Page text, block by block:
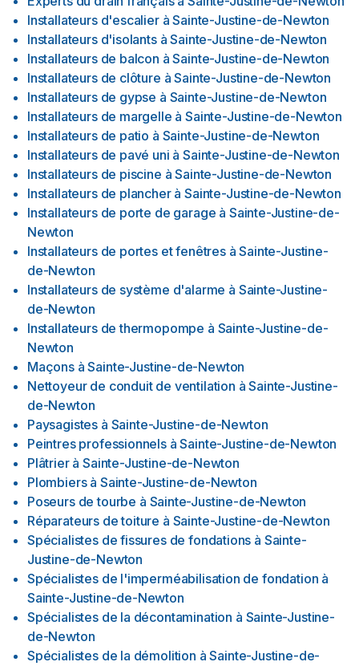
Installateurs d'escalier à Sainte-Justine-de-Newton
Installateurs d'isolants à Sainte-Justine-de-Newton
Installateurs de balcon à Sainte-Justine-de-Newton
Installateurs de clôture à Sainte-Justine-de-Newton
Installateurs de gypse à Sainte-Justine-de-Newton
Installateurs de margelle à Sainte-Justine-de-Newton
Installateurs de patio à Sainte-Justine-de-Newton
Installateurs de pavé uni à Sainte-Justine-de-Newton
Installateurs de piscine à Sainte-Justine-de-Newton
Installateurs de plancher à Sainte-Justine-de-Newton
Installateurs de porte de garage à Sainte-Justine-de-
Newton
Installateurs de portes et fenêtres à Sainte-Justine-
de-Newton
Installateurs de système d'alarme à Sainte-Justine-
de-Newton
Installateurs de thermopompe à Sainte-Justine-de-
Newton
Maçons à Sainte-Justine-de-Newton
Nettoyeur de conduit de ventilation à Sainte-Justine-
de-Newton
Paysagistes à Sainte-Justine-de-Newton
Peintres professionnels à Sainte-Justine-de-Newton
Plâtrier à Sainte-Justine-de-Newton
Plombiers à Sainte-Justine-de-Newton
Poseurs de tourbe à Sainte-Justine-de-Newton
Réparateurs de toiture à Sainte-Justine-de-Newton
Spécialistes de fissures de fondations à Sainte-
Justine-de-Newton
Spécialistes de l'imperméabilisation de fondation à
Sainte-Justine-de-Newton
Spécialistes de la décontamination à Sainte-Justine-
de-Newton
Spécialistes de la démolition à Sainte-Justine-de-